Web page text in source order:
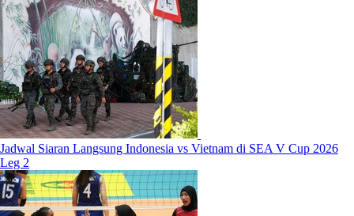
Jadwal Siaran Langsung Indonesia vs Vietnam di SEA V Cup 2026
Leg 2